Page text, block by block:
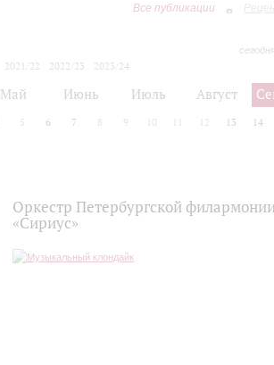
Все публикации
2021/22 2022/23
2023/24
Май Июнь Июль Август
5 6 7 8 9 10 12 13 14
Оркестр Петербургской
«Сириус»